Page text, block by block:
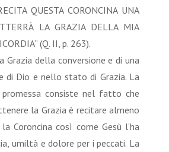
QUESTA CORONCINA UNA
LA GRAZIA DELLA MIA
(Q. II, p. 263).
della conversione e di una
di Dio e nello stato di Grazia. La
promessa consiste nel fatto che
la Grazia è recitare almeno
Coroncina così come Gesù l’ha
umiltà e dolore per i peccati. La